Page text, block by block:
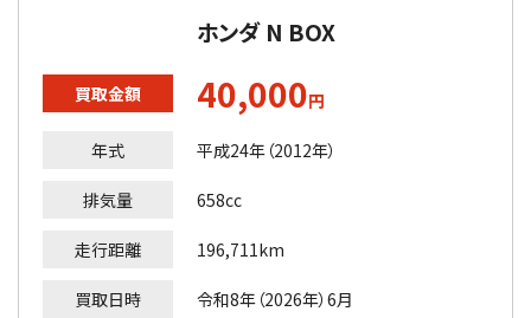
ホンダ N BOX
買取金額 40,000円
年式 平成24年（2012年）
排気量 658cc
走行距離 196,711km
買取日時 令和8年（2026年）6月